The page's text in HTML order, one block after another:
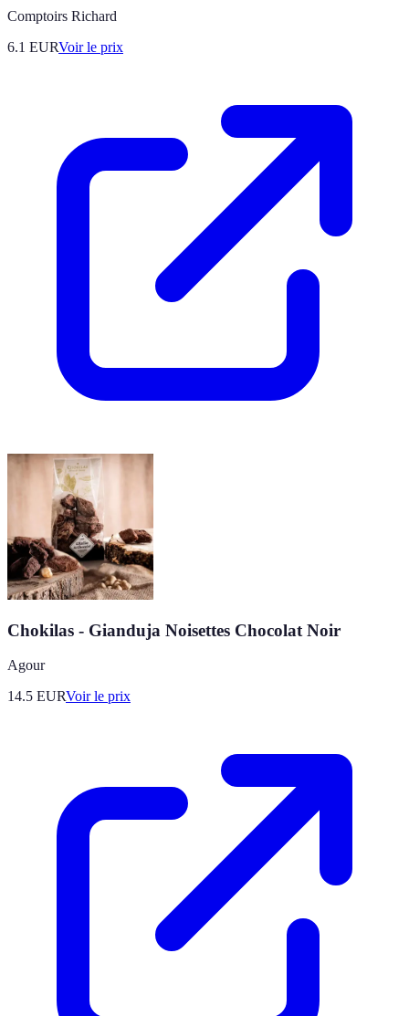
Comptoirs Richard
6.1 EURVoir le prix
Chokilas - Gianduja Noisettes Chocolat Noir
Agour
14.5 EURVoir le prix